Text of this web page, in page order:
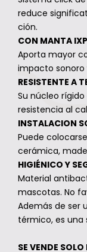
reduce
ción.
CON MANTA
Aporta mayor
impacto sonoro
RESISTENTE A
Su núcleo
resistencia al
INSTALACION
Puede
cerámica,
HIGIÉNICO Y
Material
mascotas. No
Además de ser
térmico, es una
SE VENDE